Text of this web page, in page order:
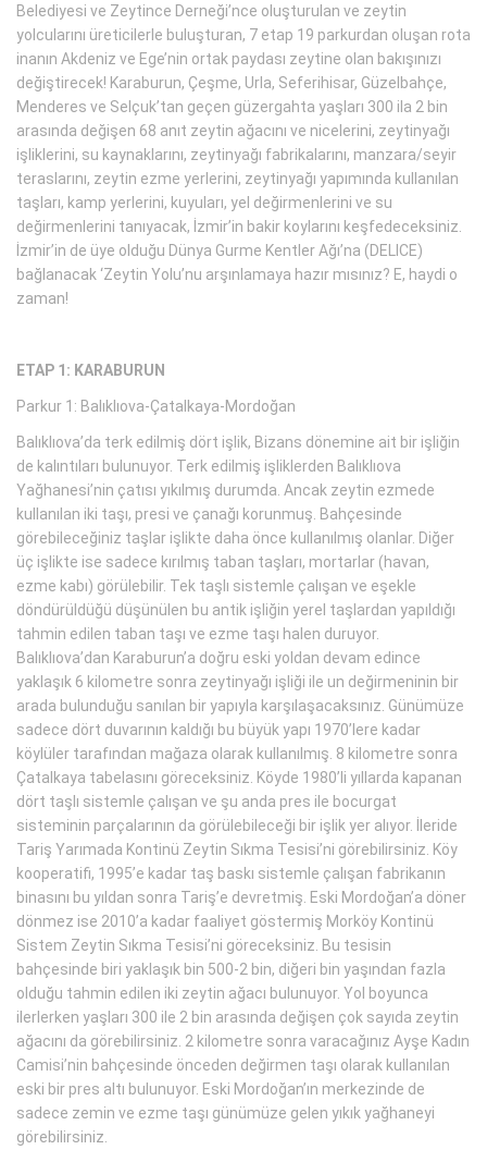
Belediyesi ve Zeytince Derneği’nce oluşturulan ve zeytin
yolcularını üreticilerle buluşturan, 7 etap 19 parkurdan oluşan rota
inanın Akdeniz ve Ege’nin ortak paydası zeytine olan bakışınızı
değiştirecek! Karaburun, Çeşme, Urla, Seferihisar, Güzelbahçe,
Menderes ve Selçuk’tan geçen güzergahta yaşları 300 ila 2 bin
arasında değişen 68 anıt zeytin ağacını ve nicelerini, zeytinyağı
işliklerini, su kaynaklarını, zeytinyağı fabrikalarını, manzara/seyir
teraslarını, zeytin ezme yerlerini, zeytinyağı yapımında kullanılan
taşları, kamp yerlerini, kuyuları, yel değirmenlerini ve su
değirmenlerini tanıyacak, İzmir’in bakir koylarını keşfedeceksiniz.
İzmir’in de üye olduğu Dünya Gurme Kentler Ağı’na (DELICE)
bağlanacak ‘Zeytin Yolu’nu arşınlamaya hazır mısınız? E, haydi o
zaman!
ETAP 1: KARABURUN
Parkur 1: Balıklıova-Çatalkaya-Mordoğan
Balıklıova’da terk edilmiş dört işlik, Bizans dönemine ait bir işliğin
de kalıntıları bulunuyor. Terk edilmiş işliklerden Balıklıova
Yağhanesi’nin çatısı yıkılmış durumda. Ancak zeytin ezmede
kullanılan iki taşı, presi ve çanağı korunmuş. Bahçesinde
görebileceğiniz taşlar işlikte daha önce kullanılmış olanlar. Diğer
üç işlikte ise sadece kırılmış taban taşları, mortarlar (havan,
ezme kabı) görülebilir. Tek taşlı sistemle çalışan ve eşekle
döndürüldüğü düşünülen bu antik işliğin yerel taşlardan yapıldığı
tahmin edilen taban taşı ve ezme taşı halen duruyor.
Balıklıova’dan Karaburun’a doğru eski yoldan devam edince
yaklaşık 6 kilometre sonra zeytinyağı işliği ile un değirmeninin bir
arada bulunduğu sanılan bir yapıyla karşılaşacaksınız. Günümüze
sadece dört duvarının kaldığı bu büyük yapı 1970’lere kadar
köylüler tarafından mağaza olarak kullanılmış. 8 kilometre sonra
Çatalkaya tabelasını göreceksiniz. Köyde 1980’li yıllarda kapanan
dört taşlı sistemle çalışan ve şu anda pres ile bocurgat
sisteminin parçalarının da görülebileceği bir işlik yer alıyor. İleride
Tariş Yarımada Kontinü Zeytin Sıkma Tesisi’ni görebilirsiniz. Köy
kooperatifi, 1995’e kadar taş baskı sistemle çalışan fabrikanın
binasını bu yıldan sonra Tariş’e devretmiş. Eski Mordoğan’a döner
dönmez ise 2010’a kadar faaliyet göstermiş Morköy Kontinü
Sistem Zeytin Sıkma Tesisi’ni göreceksiniz. Bu tesisin
bahçesinde biri yaklaşık bin 500-2 bin, diğeri bin yaşından fazla
olduğu tahmin edilen iki zeytin ağacı bulunuyor. Yol boyunca
ilerlerken yaşları 300 ile 2 bin arasında değişen çok sayıda zeytin
ağacını da görebilirsiniz. 2 kilometre sonra varacağınız Ayşe Kadın
Camisi’nin bahçesinde önceden değirmen taşı olarak kullanılan
eski bir pres altı bulunuyor. Eski Mordoğan’ın merkezinde de
sadece zemin ve ezme taşı günümüze gelen yıkık yağhaneyi
görebilirsiniz.